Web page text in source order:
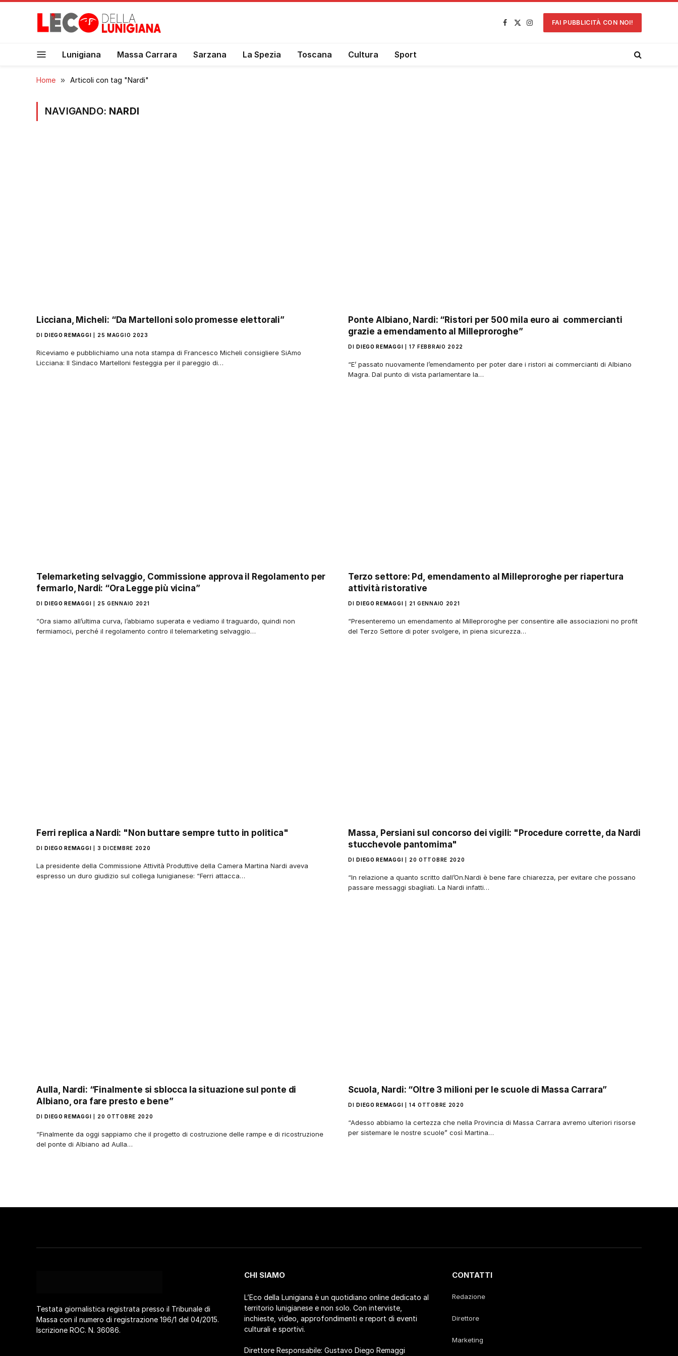
Facebook
X
Instagram
FAI PUBBLICITÀ CON NOI!
Lunigiana Massa Carrara Sarzana La Spezia Toscana Cultura Sport
Home » Articoli con tag "Nardi"
NAVIGANDO: NARDI
Licciana, Micheli: “Da Martelloni solo promesse elettorali”
DI DIEGO REMAGGI 25 MAGGIO 2023
Riceviamo e pubblichiamo una nota stampa di Francesco Micheli consigliere SiAmo
Licciana: Il Sindaco Martelloni festeggia per il pareggio di…
Ponte Albiano, Nardi: “Ristori per 500 mila euro ai commercianti
grazie a emendamento al Milleproroghe”
DI DIEGO REMAGGI 17 FEBBRAIO 2022
“E’ passato nuovamente l’emendamento per poter dare i ristori ai commercianti di Albiano
Magra. Dal punto di vista parlamentare la…
Telemarketing selvaggio, Commissione approva il Regolamento per
fermarlo, Nardi: “Ora Legge più vicina”
DI DIEGO REMAGGI 25 GENNAIO 2021
“Ora siamo all’ultima curva, l’abbiamo superata e vediamo il traguardo, quindi non
fermiamoci, perché il regolamento contro il telemarketing selvaggio…
Terzo settore: Pd, emendamento al Milleproroghe per riapertura
attività ristorative
DI DIEGO REMAGGI 21 GENNAIO 2021
“Presenteremo un emendamento al Milleproroghe per consentire alle associazioni no profit
del Terzo Settore di poter svolgere, in piena sicurezza…
Ferri replica a Nardi: "Non buttare sempre tutto in politica"
DI DIEGO REMAGGI 3 DICEMBRE 2020
La presidente della Commissione Attività Produttive della Camera Martina Nardi aveva
espresso un duro giudizio sul collega lunigianese: “Ferri attacca…
Massa, Persiani sul concorso dei vigili: "Procedure corrette, da Nardi
stucchevole pantomima"
DI DIEGO REMAGGI 20 OTTOBRE 2020
“In relazione a quanto scritto dall’On.Nardi è bene fare chiarezza, per evitare che possano
passare messaggi sbagliati. La Nardi infatti…
Aulla, Nardi: “Finalmente si sblocca la situazione sul ponte di
Albiano, ora fare presto e bene”
DI DIEGO REMAGGI 20 OTTOBRE 2020
“Finalmente da oggi sappiamo che il progetto di costruzione delle rampe e di ricostruzione
del ponte di Albiano ad Aulla…
Scuola, Nardi: “Oltre 3 milioni per le scuole di Massa Carrara”
DI DIEGO REMAGGI 14 OTTOBRE 2020
“Adesso abbiamo la certezza che nella Provincia di Massa Carrara avremo ulteriori risorse
per sistemare le nostre scuole” così Martina…
Testata giornalistica registrata presso il Tribunale di
Massa con il numero di registrazione 196/1 del 04/2015.
Iscrizione ROC. N. 36086.
CHI SIAMO
L’Eco della Lunigiana è un quotidiano online dedicato al
territorio lunigianese e non solo. Con interviste,
inchieste, video, approfondimenti e report di eventi
culturali e sportivi.
Direttore Responsabile: Gustavo Diego Remaggi
CONTATTI
Redazione
Direttore
Marketing